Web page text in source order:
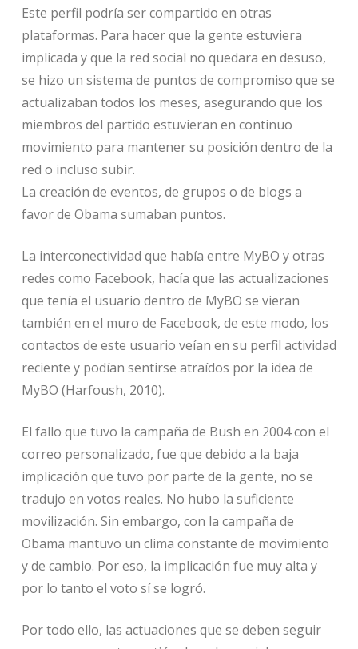
Este perfil podría ser compartido en otras
plataformas. Para hacer que la gente estuviera
implicada y que la red social no quedara en desuso,
se hizo un sistema de puntos de compromiso que se
actualizaban todos los meses, asegurando que los
miembros del partido estuvieran en continuo
movimiento para mantener su posición dentro de la
red o incluso subir.
La creación de eventos, de grupos o de blogs a
favor de Obama sumaban puntos.
La interconectividad que había entre MyBO y otras
redes como Facebook, hacía que las actualizaciones
que tenía el usuario dentro de MyBO se vieran
también en el muro de Facebook, de este modo, los
contactos de este usuario veían en su perfil actividad
reciente y podían sentirse atraídos por la idea de
MyBO (Harfoush, 2010).
El fallo que tuvo la campaña de Bush en 2004 con el
correo personalizado, fue que debido a la baja
implicación que tuvo por parte de la gente, no se
tradujo en votos reales. No hubo la suficiente
movilización. Sin embargo, con la campaña de
Obama mantuvo un clima constante de movimiento
y de cambio. Por eso, la implicación fue muy alta y
por lo tanto el voto sí se logró.
Por todo ello, las actuaciones que se deben seguir